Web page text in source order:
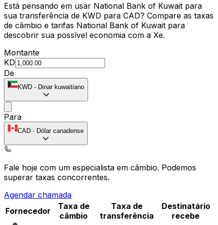
Está pensando em usar National Bank of Kuwait para
sua transferência de KWD para CAD? Compare as taxas
de câmbio e tarifas National Bank of Kuwait para
descobrir sua possível economia com a Xe.
Montante
KD
De
KWD - Dinar kuwaitiano
Para
CAD - Dólar canadense
Fale hoje com um especialista em câmbio. Podemos
superar taxas concorrentes.
Agendar chamada
Fornecedor
Taxa de
câmbio
Taxa de
transferência
Destinatário
recebe